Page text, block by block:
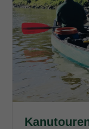
We offer support
Mon - Fri
Get in
Cybersteel Inc.
376-293 City
San Francisco,